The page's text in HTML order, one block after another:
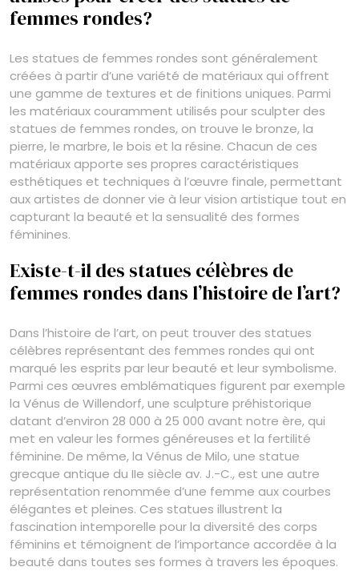
femmes rondes?
Les statues de femmes rondes sont généralement
créées à partir d’une variété de matériaux qui offrent
une gamme de textures et de finitions uniques. Parmi
les matériaux couramment utilisés pour sculpter des
statues de femmes rondes, on trouve le bronze, la
pierre, le marbre, le bois et la résine. Chacun de ces
matériaux apporte ses propres caractéristiques
esthétiques et techniques à l’œuvre finale, permettant
aux artistes de donner vie à leur vision artistique tout en
capturant la beauté et la sensualité des formes
féminines.
Existe-t-il des statues célèbres de
femmes rondes dans l’histoire de l’art?
Dans l’histoire de l’art, on peut trouver des statues
célèbres représentant des femmes rondes qui ont
marqué les esprits par leur beauté et leur symbolisme.
Parmi ces œuvres emblématiques figurent par exemple
la Vénus de Willendorf, une sculpture préhistorique
datant d’environ 28 000 à 25 000 avant notre ère, qui
met en valeur les formes généreuses et la fertilité
féminine. De même, la Vénus de Milo, une statue
grecque antique du IIe siècle av. J.-C., est une autre
représentation renommée d’une femme aux courbes
élégantes et pleines. Ces statues illustrent la
fascination intemporelle pour la diversité des corps
féminins et témoignent de l’importance accordée à la
beauté dans toutes ses formes à travers les époques.